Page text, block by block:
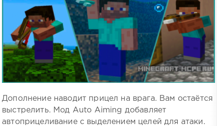
Дополнение наводит прицел на врага. Вам остаётся
выстрелить. Мод Auto Aiming добавляет
автоприцеливание с выделением целей для атаки.